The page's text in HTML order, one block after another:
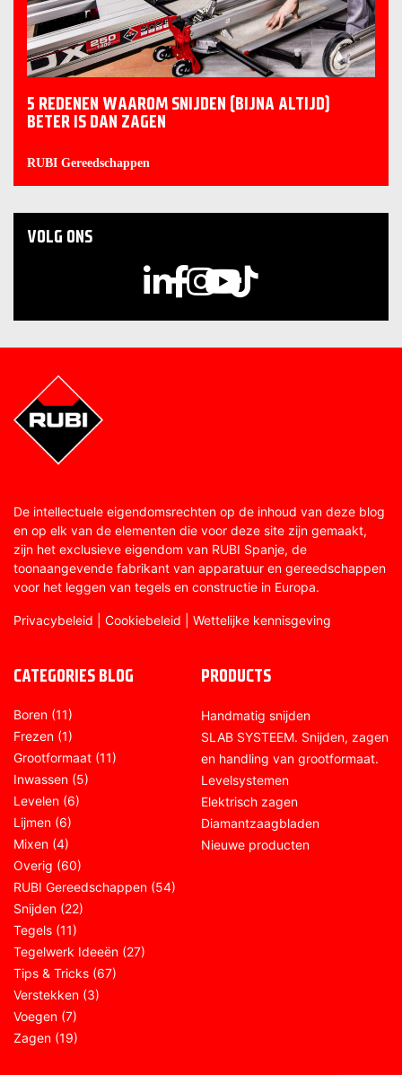
5 REDENEN WAAROM SNIJDEN (BIJNA ALTIJD)
BETER IS DAN ZAGEN
RUBI Gereedschappen
VOLG ONS
De intellectuele eigendomsrechten op de inhoud van deze blog
en op elk van de elementen die voor deze site zijn gemaakt,
zijn het exclusieve eigendom van RUBI Spanje, de
toonaangevende fabrikant van apparatuur en gereedschappen
voor het leggen van tegels en constructie in Europa.
Privacybeleid Cookiebeleid Wettelijke kennisgeving
CATEGORIES BLOG
Boren (11)
Frezen (1)
Grootformaat (11)
Inwassen (5)
Levelen (6)
Lijmen (6)
Mixen (4)
Overig (60)
RUBI Gereedschappen (54)
Snijden (22)
Tegels (11)
Tegelwerk Ideeën (27)
Tips & Tricks (67)
Verstekken (3)
Voegen (7)
Zagen (19)
PRODUCTS
Handmatig snijden
SLAB SYSTEEM. Snijden, zagen
en handling van grootformaat.
Levelsystemen
Elektrisch zagen
Diamantzaagbladen
Nieuwe producten